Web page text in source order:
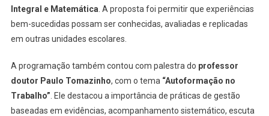
Integral e Matemática . A proposta foi permitir que experiências
bem-sucedidas possam ser conhecidas, avaliadas e replicadas
em outras unidades escolares.
A programação também contou com palestra do professor
doutor Paulo Tomazinho, com o tema “Autoformação no
Trabalho” . Ele destacou a importância de práticas de gestão
baseadas em evidências, acompanhamento sistemático, escuta